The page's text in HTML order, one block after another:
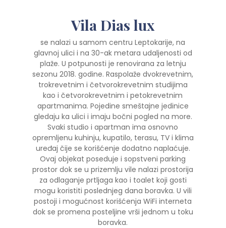
Vila Dias lux
se nalazi u samom centru Leptokarije, na
glavnoj ulici i na 30-ak metara udaljenosti od
plaže. U potpunosti je renovirana za letnju
sezonu 2018. godine. Raspolaže dvokrevetnim,
trokrevetnim i četvorokrevetnim studijima
kao i četvorokrevetnim i petokrevetnim
apartmanima. Pojedine smeštajne jedinice
gledaju ka ulici i imaju bočni pogled na more.
Svaki studio i apartman ima osnovno
opremljenu kuhinju, kupatilo, terasu, TV i klima
uređaj čije se korišćenje dodatno naplaćuje.
Ovaj objekat poseduje i sopstveni parking
prostor dok se u prizemlju vile nalazi prostorija
za odlaganje prtljaga kao i toalet koji gosti
mogu koristiti poslednjeg dana boravka. U vili
postoji i mogućnost korišćenja WiFi interneta
dok se promena posteljine vrši jednom u toku
boravka.